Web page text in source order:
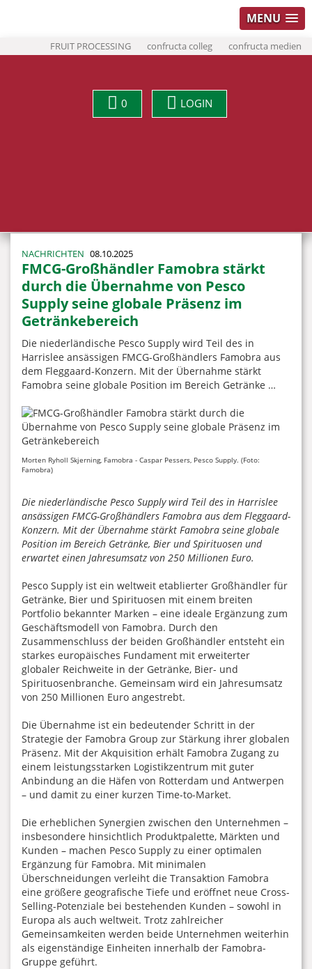
MENU
FRUIT PROCESSING confructa colleg confructa medien
0 LOGIN
NACHRICHTEN 08.10.2025
FMCG-Großhändler Famobra stärkt
durch die Übernahme von Pesco
Supply seine globale Präsenz im
Getränkebereich
Die niederländische Pesco Supply wird Teil des in
Harrislee ansässigen FMCG-Großhändlers Famobra aus
dem Fleggaard-Konzern. Mit der Übernahme stärkt
Famobra seine globale Position im Bereich Getränke …
Morten Ryholl Skjerning, Famobra - Caspar Pessers, Pesco Supply. (Foto:
Famobra)
Die niederländische Pesco Supply wird Teil des in Harrislee
ansässigen FMCG-Großhändlers Famobra aus dem Fleggaard-
Konzern. Mit der Übernahme stärkt Famobra seine globale
Position im Bereich Getränke, Bier und Spirituosen und
erwartet einen Jahresumsatz von 250 Millionen Euro.
Pesco Supply ist ein weltweit etablierter Großhändler für
Getränke, Bier und Spirituosen mit einem breiten
Portfolio bekannter Marken – eine ideale Ergänzung zum
Geschäftsmodell von Famobra. Durch den
Zusammenschluss der beiden Großhändler entsteht ein
starkes europäisches Fundament mit erweiterter
globaler Reichweite in der Getränke, Bier- und
Spirituosenbranche. Gemeinsam wird ein Jahresumsatz
von 250 Millionen Euro angestrebt.
Die Übernahme ist ein bedeutender Schritt in der
Strategie der Famobra Group zur Stärkung ihrer globalen
Präsenz. Mit der Akquisition erhält Famobra Zugang zu
einem leistungsstarken Logistikzentrum mit guter
Anbindung an die Häfen von Rotterdam und Antwerpen
– und damit zu einer kurzen Time-to-Market.
Die erheblichen Synergien zwischen den Unternehmen –
insbesondere hinsichtlich Produktpalette, Märkten und
Kunden – machen Pesco Supply zu einer optimalen
Ergänzung für Famobra. Mit minimalen
Überschneidungen verleiht die Transaktion Famobra
eine größere geografische Tiefe und eröffnet neue Cross-
Selling-Potenziale bei bestehenden Kunden – sowohl in
Europa als auch weltweit. Trotz zahlreicher
Gemeinsamkeiten werden beide Unternehmen weiterhin
als eigenständige Einheiten innerhalb der Famobra-
Gruppe geführt.